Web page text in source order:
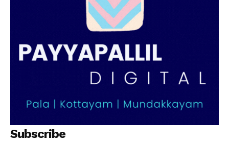
Subscribe